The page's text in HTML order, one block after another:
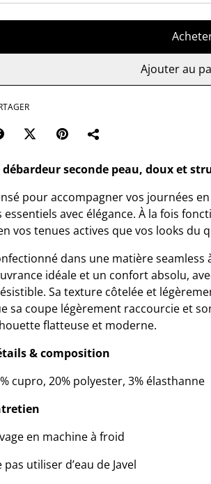
Ajouter au
débardeur seconde peau, doux et
pour accompagner vos journées
essentiels avec élégance. À la fois
vos tenues actives que vos looks du
dans une matière
idéale et un confort absolu,
Sa texture côtelée et
sa coupe légèrement raccourcie et
flatteuse et moderne.
& composition
cupro, 20% polyester, 3% élasthanne
en machine à froid
pas utiliser d’eau de Javel